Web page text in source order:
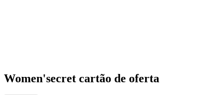
Women'secret cartão de oferta